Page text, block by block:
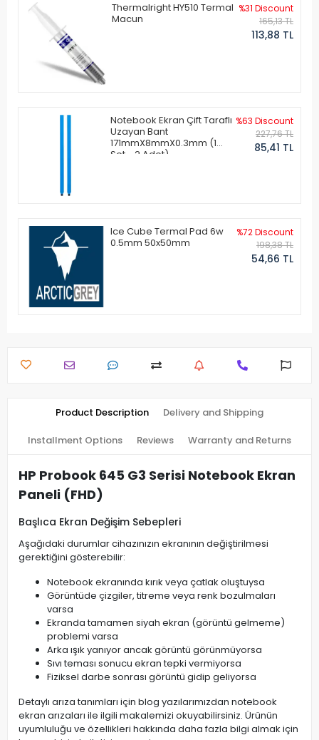
Thermalright HY510 Termal
Macun
%31 Discount
165,13 TL
113,88 TL
Notebook Ekran Çift Taraflı
Uzayan Bant
171mmX8mmX0.3mm (1
Set - 2 Adet)
%63 Discount
227,76 TL
85,41 TL
Ice Cube Termal Pad 6w
0.5mm 50x50mm
%72 Discount
198,38 TL
54,66 TL
Product Description Delivery and Shipping
Installment Options Reviews Warranty and Returns
HP Probook 645 G3 Serisi Notebook Ekran
Paneli (FHD)
Başlıca Ekran Değişim Sebepleri
Aşağıdaki durumlar cihazınızın ekranının değiştirilmesi
gerektiğini gösterebilir:
Notebook ekranında kırık veya çatlak oluştuysa
Görüntüde çizgiler, titreme veya renk bozulmaları
varsa
Ekranda tamamen siyah ekran (görüntü gelmeme)
problemi varsa
Arka ışık yanıyor ancak görüntü görünmüyorsa
Sıvı teması sonucu ekran tepki vermiyorsa
Fiziksel darbe sonrası görüntü gidip geliyorsa
Detaylı arıza tanımları için blog yazılarımızdan notebook
ekran arızaları ile ilgili makalemizi okuyabilirsiniz. Ürünün
uyumluluğu ve özellikleri hakkında daha fazla bilgi almak için